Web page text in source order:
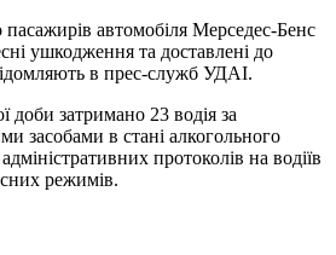
автомобіля Мерседес-Бенс
ушкодження та доставлені до
в прес-служб УДАІ.
доби затримано 23 водія за
засобами в стані алкогольного
протоколів на водіїв
режимів.